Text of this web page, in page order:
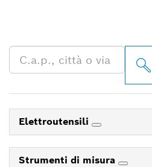
Elettroutensili
Strumenti di misura